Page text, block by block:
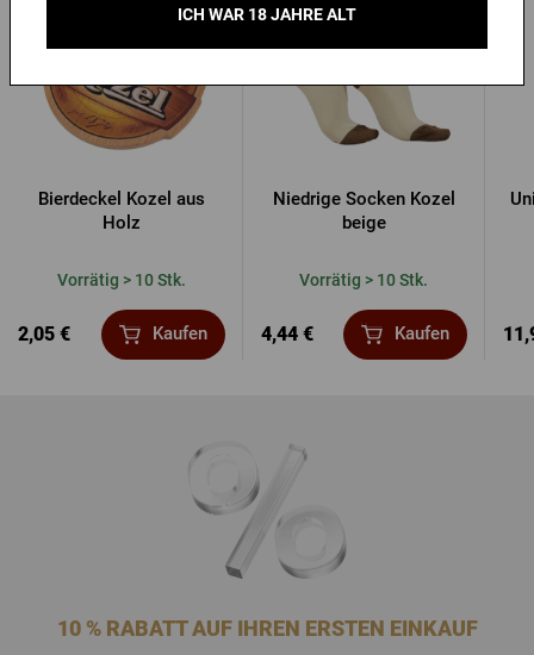
Bierdeckel Kozel aus
Holz
Vorrätig > 10 Stk.
2,05 € Kaufen
Niedrige Socken Kozel
beige
Vorrätig > 10 Stk.
4,44 € Kaufen
10 % RABATT AUF IHREN ERSTEN EINKAUF
ICH WAR 18 JAHRE ALT